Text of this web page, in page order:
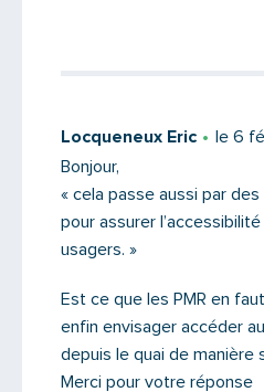
Locqueneux Eric le 6
Bonjour,
« cela passe aussi par
pour assurer
usagers. »
Est ce que les PMR en
enfin envisager accéder
depuis le quai de manière
Merci pour votre réponse